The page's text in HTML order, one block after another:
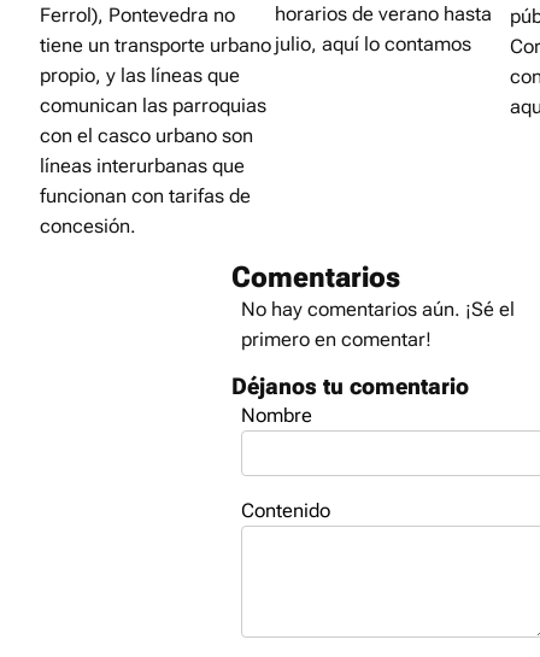
Ferrol), Pontevedra no
tiene un transporte urbano
propio, y las líneas que
comunican las parroquias
con el casco urbano son
líneas interurbanas que
funcionan con tarifas de
concesión.
horarios de verano hasta
julio, aquí lo contamos
Comentarios
No hay comentarios aún. ¡Sé el
primero en comentar!
Déjanos tu comentario
Nombre
Contenido